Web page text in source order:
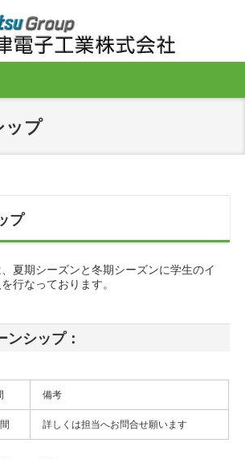
ップ
プ
夏期シーズンと冬期シーズンに学生のイ
行なっております。
ンシップ：
備考
詳しくは担当へお問合せ願います